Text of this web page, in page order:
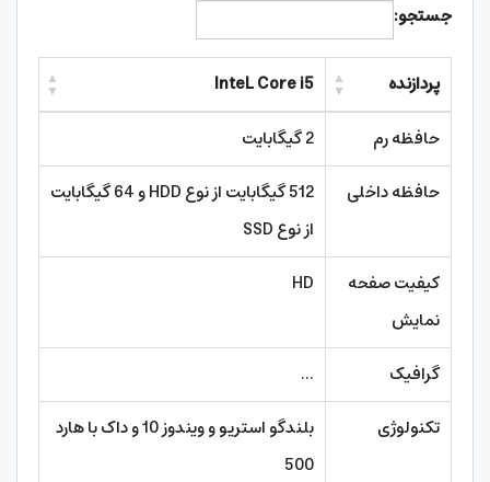
جستجو:
پردازنده
InteL Core i5
حافظه رم
2 گیگابایت
حافظه داخلی
512 گیگابایت از نوع HDD و 64 گیگابایت
از نوع SSD
کیفیت صفحه
نمایش
HD
گرافیک
...
تکنولوژی
بلندگو استریو و ویندوز 10 و داک با هارد
500